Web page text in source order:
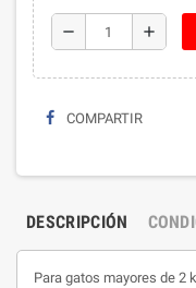
remove add
COMPARTIR
DESCRIPCIÓN
Para gatos mayores de 2